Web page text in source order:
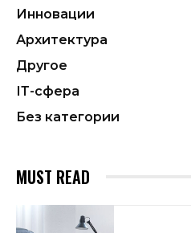
Инновации
Архитектура
Другое
ІТ-сфера
Без категории
MUST READ